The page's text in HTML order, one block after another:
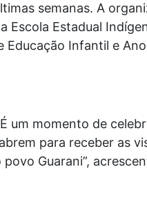
semanas. A
Estadual
Infantil e
um momento de
para receber as
Guarani”,